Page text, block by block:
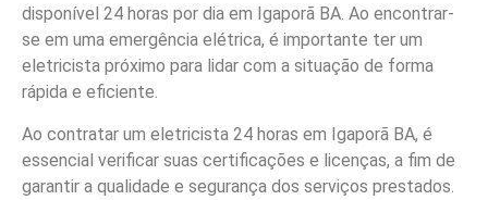
disponível 24 horas por dia em Igaporã BA. Ao encontrar-
se em uma emergência elétrica, é importante ter um
eletricista próximo para lidar com a situação de forma
rápida e eficiente.
Ao contratar um eletricista 24 horas em Igaporã BA, é
essencial verificar suas certificações e licenças, a fim de
garantir a qualidade e segurança dos serviços prestados.